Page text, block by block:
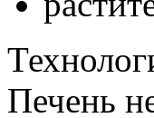
Печень